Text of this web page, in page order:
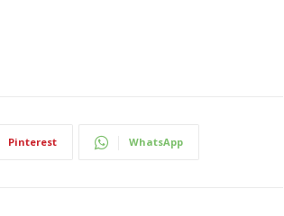
Pinterest WhatsApp